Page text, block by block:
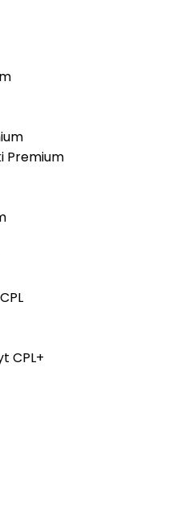
Premium
CPL+